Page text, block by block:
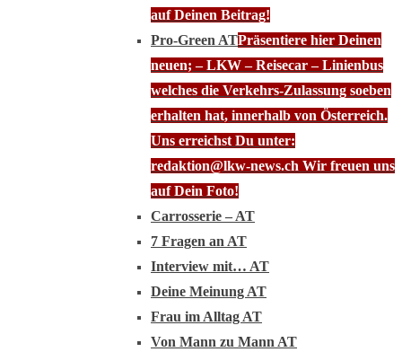
auf Deinen Beitrag!
Pro-Green ATPräsentiere hier Deinen
neuen; – LKW – Reisecar – Linienbus
welches die Verkehrs-Zulassung soeben
erhalten hat, innerhalb von Österreich.
Uns erreichst Du unter:
redaktion@lkw-news.ch Wir freuen uns
auf Dein Foto!
Carrosserie – AT
7 Fragen an AT
Interview mit… AT
Deine Meinung AT
Frau im Alltag AT
Von Mann zu Mann AT